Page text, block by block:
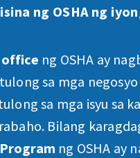
ng OSHA ng
ng OSHA ay
sa mga
sa mga isyu sa
Bilang
ng OSHA ay